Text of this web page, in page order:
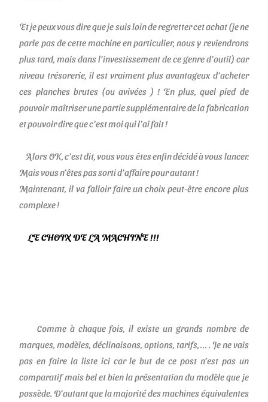
Et je peux vous dire que je suis loin de regretter cet achat (je ne
parle pas de cette machine en particulier, nous y reviendrons
plus tard, mais dans l’investissement de ce genre d’outil) car
niveau trésorerie, il est vraimentplus avantageux d’acheter
ces planches brutes(ou avivées ) ! En plus, quel pied de
pouvoir maîtriser une partie supplémentaire de la fabrication
et pouvoir dire que c’est moi qui l’ai fait !
Alors OK, c’est dit, vous vous êtes enfin décidé à vous lancer.
Mais vous n’êtes pas sorti d’affaire pour autant !
Maintenant, il va falloir faire un choix peut-être encore plus
complexe !
LE CHOIX DE LA MACHINE !!!
Comme à chaque fois, il existe un grands nombre de
marques, modèles, déclinaisons, options, tarifs, … . Je ne vais
pas en faire la liste ici car le but de ce post n’est pas un
comparatif mais bel et bien la présentation du modèle que je
possède. D’autant que la majorité des machines équivalentes